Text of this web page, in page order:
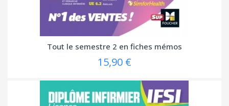
Tout le semestre 2 en fiches mémos
15,90 €